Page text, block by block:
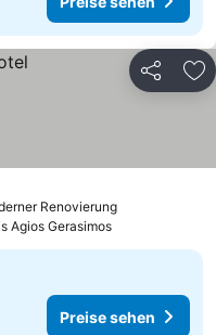
Teilen
RenovierungPreise
Agios Gerasimos
Preise sehen